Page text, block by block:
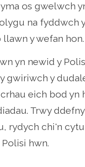
os gwelwch
na fyddwch
y wefan hon.
yn newid y
gwiriwch y
eich bod yn
Trwy
rydych chi'n
hwn.